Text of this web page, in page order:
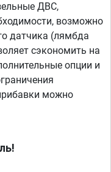
ДВС,
возможно
датчика (лямбда
сэкономить на
опции и
можно